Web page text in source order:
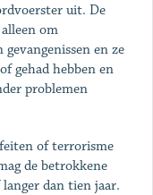
uit. De
om
en ze
gehad hebben en
problemen
of terrorisme
de betrokkene
dan tien jaar.